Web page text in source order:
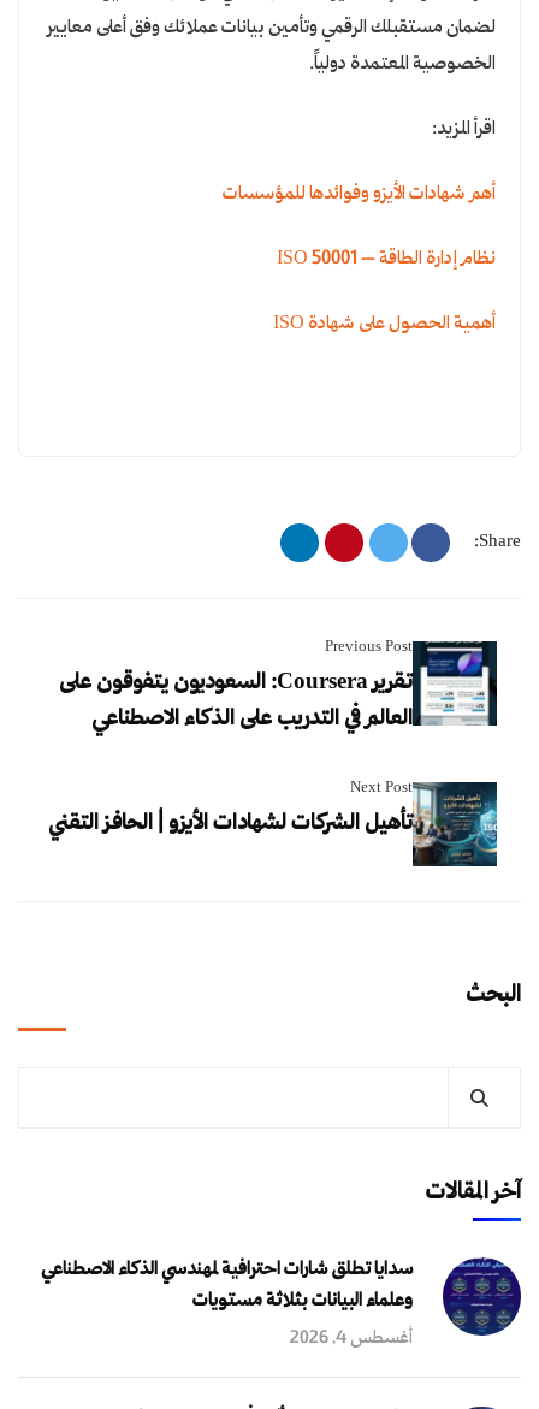
لضمان مستقبلك الرقمي وتأمين بيانات عملائك وفق أعلى معايير
الخصوصية المعتمدة دولياً.
اقرأ المزيد:
أهم شهادات الأيزو وفوائدها للمؤسسات
نظام إدارة الطاقة – ISO 50001
أهمية الحصول على شهادة ISO
Share:
Previous Post
تقرير Coursera: السعوديون يتفوقون على
العالم في التدريب على الذكاء الاصطناعي
Next Post
تأهيل الشركات لشهادات الأيزو | الحافز التقني
البحث
آخر المقالات
سدايا تطلق شارات احترافية لمهندسي الذكاء الاصطناعي
وعلماء البيانات بثلاثة مستويات
أغسطس 4, 2026